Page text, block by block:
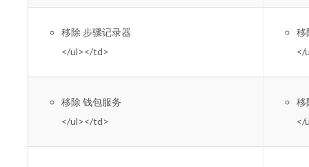
移除 步骤记录器
</ul></td>
移
</
移除 钱包服务
</ul></td>
移
</